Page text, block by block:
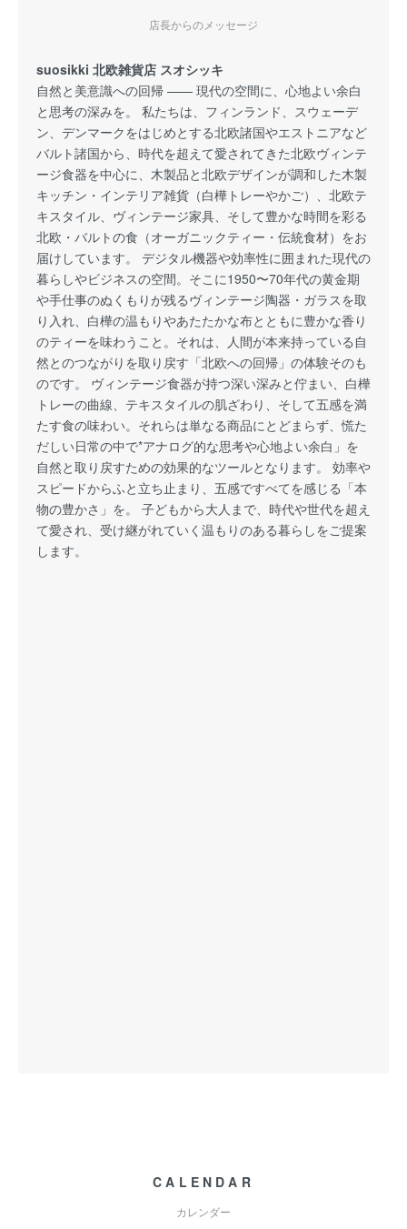
店長からのメッセージ
suosikki 北欧雑貨店 スオシッキ
自然と美意識への回帰 —— 現代の空間に、心地よい余白
と思考の深みを。 私たちは、フィンランド、スウェーデ
ン、デンマークをはじめとする北欧諸国やエストニアなど
バルト諸国から、時代を超えて愛されてきた北欧ヴィンテ
ージ食器を中心に、木製品と北欧デザインが調和した木製
キッチン・インテリア雑貨（白樺トレーやかご）、北欧テ
キスタイル、ヴィンテージ家具、そして豊かな時間を彩る
北欧・バルトの食（オーガニックティー・伝統食材）をお
届けしています。 デジタル機器や効率性に囲まれた現代の
暮らしやビジネスの空間。そこに1950〜70年代の黄金期
や手仕事のぬくもりが残るヴィンテージ陶器・ガラスを取
り入れ、白樺の温もりやあたたかな布とともに豊かな香り
のティーを味わうこと。それは、人間が本来持っている自
然とのつながりを取り戻す「北欧への回帰」の体験そのも
のです。 ヴィンテージ食器が持つ深い深みと佇まい、白樺
トレーの曲線、テキスタイルの肌ざわり、そして五感を満
たす食の味わい。それらは単なる商品にとどまらず、慌た
だしい日常の中で*アナログ的な思考や心地よい余白」を
自然と取り戻すための効果的なツールとなります。 効率や
スピードからふと立ち止まり、五感ですべてを感じる「本
物の豊かさ」を。 子どもから大人まで、時代や世代を超え
て愛され、受け継がれていく温もりのある暮らしをご提案
します。
CALENDAR
カレンダー